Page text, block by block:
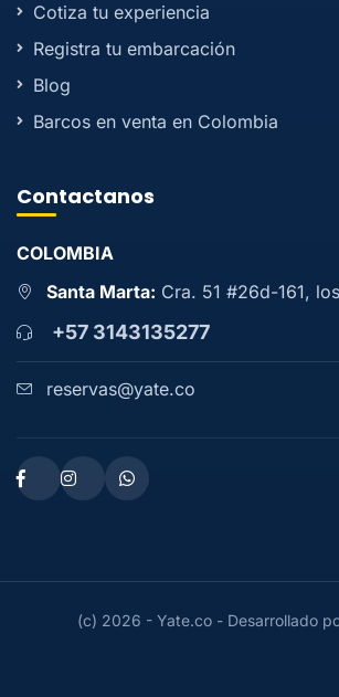
Cotiza tu experiencia
Registra tu embarcación
Blog
Barcos en venta en Colombia
Contactanos
COLOMBIA
Santa Marta: Cra. 51 #26d-161,
+57 3143135277
reservas@yate.co
(c) 2026 - Yate.co - Desarrollado